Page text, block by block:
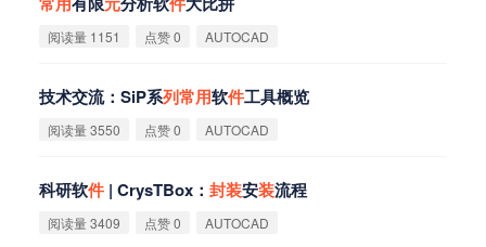
阅读量 1151 点赞 0 AUTOCAD
技术交流：SiP系列常用软件工具概览
阅读量 3550 点赞 0 AUTOCAD
科研软件 | CrysTBox： 封装安装流程
阅读量 3409 点赞 0 AUTOCAD